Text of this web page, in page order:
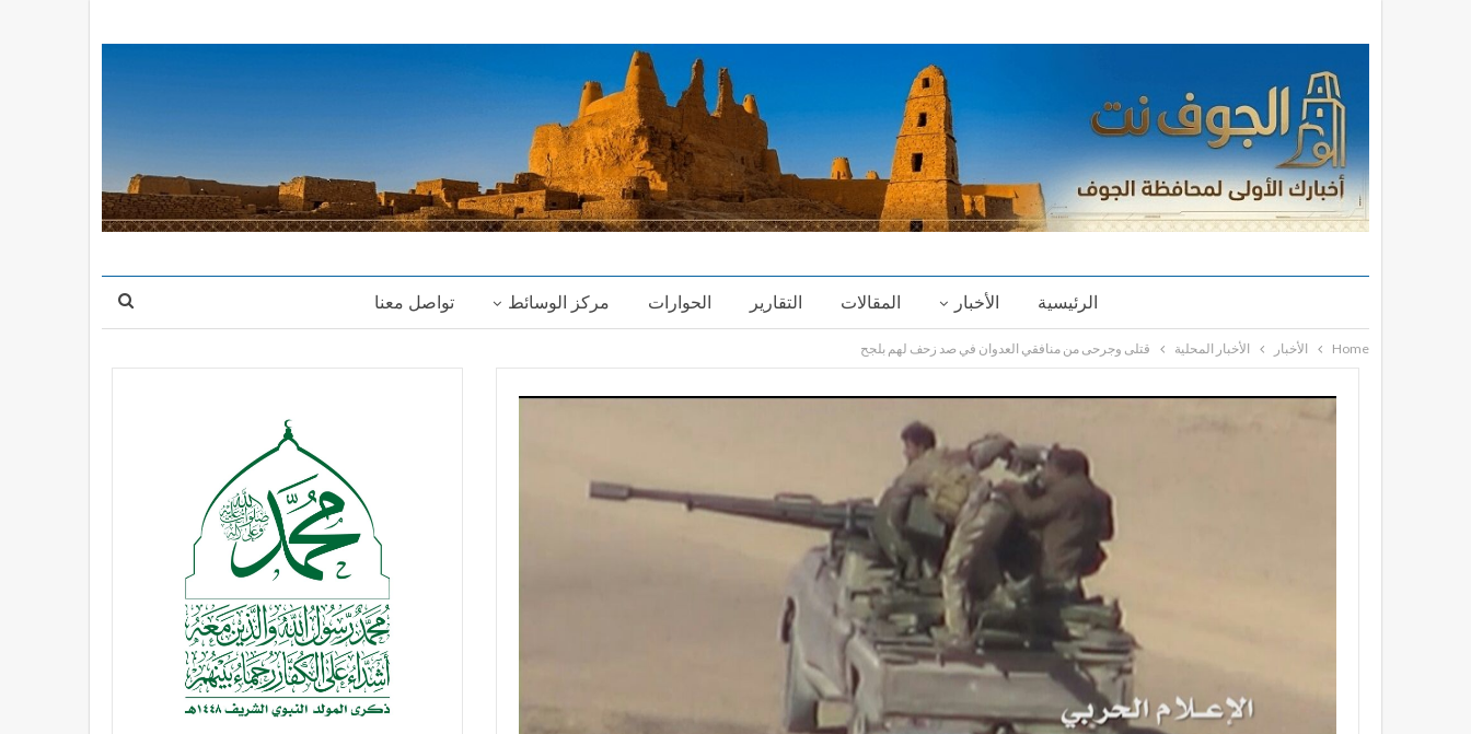
الرئيسية الأخبار المقالات التقارير الحوارات مركز الوسائط تواصل معنا
Home الأخبار الأخبار المحلية قتلى وجرحى من منافقي العدوان في صد زحف لهم بلجح